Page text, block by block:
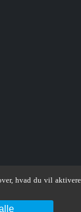
hvad du vil aktivere